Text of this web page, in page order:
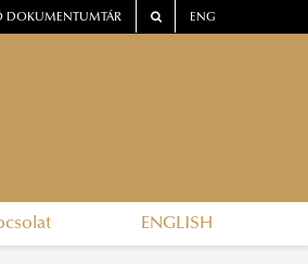
DOKUMENTUMTÁR ENG
ENGLISH